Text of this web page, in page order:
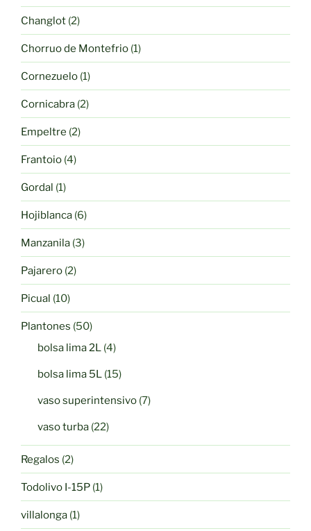
producto
Changlot 22
productos
Chorruo de Montefrio 11
producto
Cornezuelo 11
producto
Cornicabra 22
productos
Empeltre 22
productos
Frantoio 44
productos
Gordal 11
producto
Hojiblanca 66
productos
Manzanila 33
productos
Pajarero 22
productos
Picual 1010
productos
Plantones 5050
productos
bolsa lima 2L 44
bolsa lima 5L 1515
vaso superintensivo 77
vaso turba 2222
productos
Regalos 22
productos
Todolivo I-15P 11
producto
villalonga 11